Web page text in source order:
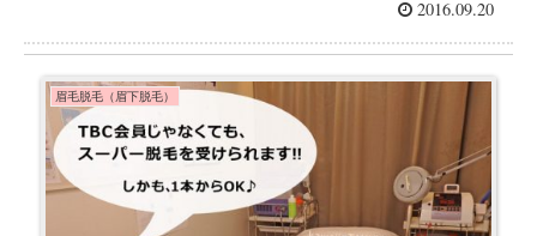
2016.09.20
眉毛脱毛（眉下脱毛）